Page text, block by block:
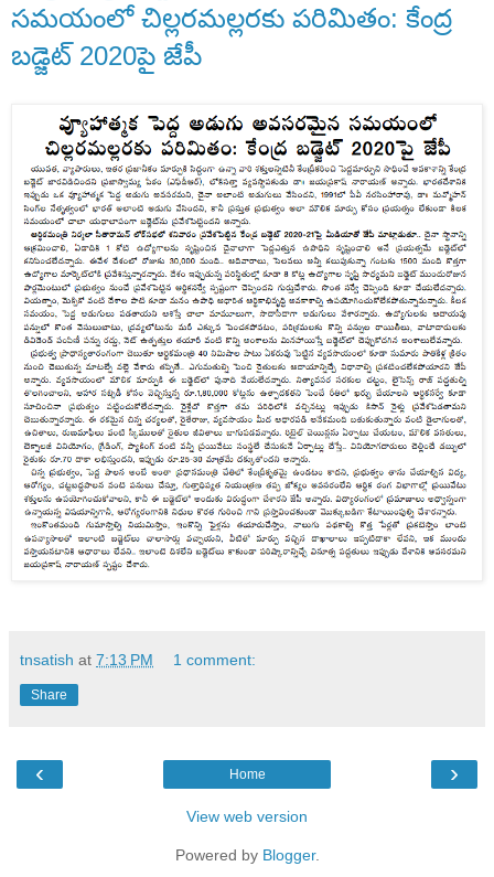
సమయంలో చిల్లరమల్లరకు పరిమితం: కేంద్ర
బడ్జెట్ 2020పై జేపీ
tnsatish at 7:13 PM 1 comment:
Share
‹ ›
Home
View web version
Powered by Blogger.